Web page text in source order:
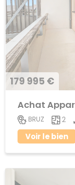
179 995 €
Achat
BRUZ 2
Voir le bien